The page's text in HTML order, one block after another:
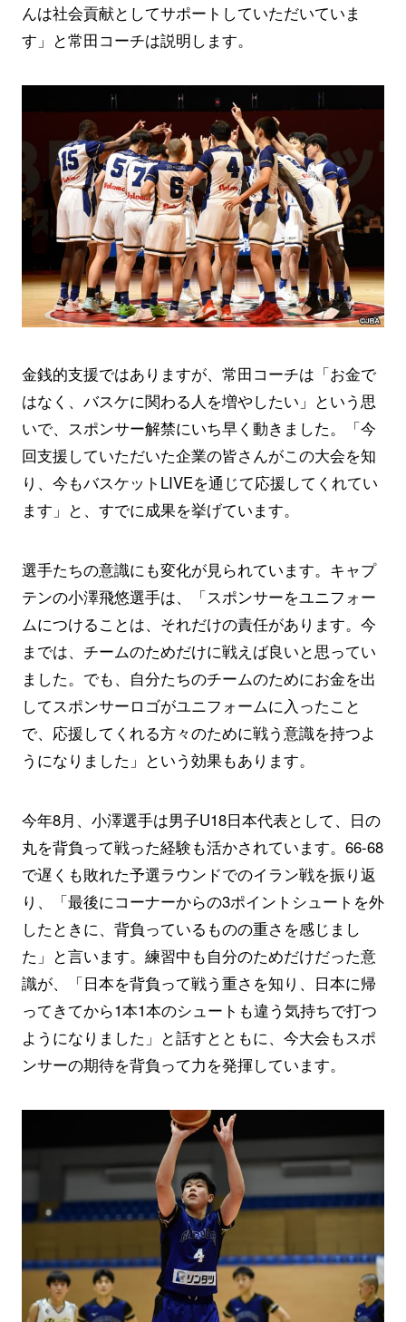
んは社会貢献としてサポートしていただいていま
す」と常田コーチは説明します。
金銭的支援ではありますが、常田コーチは「お金で
はなく、バスケに関わる人を増やしたい」という思
いで、スポンサー解禁にいち早く動きました。「今
回支援していただいた企業の皆さんがこの大会を知
り、今もバスケットLIVEを通じて応援してくれてい
ます」と、すでに成果を挙げています。
選手たちの意識にも変化が見られています。キャプ
テンの小澤飛悠選手は、「スポンサーをユニフォー
ムにつけることは、それだけの責任があります。今
までは、チームのためだけに戦えば良いと思ってい
ました。でも、自分たちのチームのためにお金を出
してスポンサーロゴがユニフォームに入ったこと
で、応援してくれる方々のために戦う意識を持つよ
うになりました」という効果もあります。
今年8月、小澤選手は男子U18日本代表として、日の
丸を背負って戦った経験も活かされています。66-68
で遅くも敗れた予選ラウンドでのイラン戦を振り返
り、「最後にコーナーからの3ポイントシュートを外
したときに、背負っているものの重さを感じまし
た」と言います。練習中も自分のためだけだった意
識が、「日本を背負って戦う重さを知り、日本に帰
ってきてから1本1本のシュートも違う気持ちで打つ
ようになりました」と話すとともに、今大会もスポ
ンサーの期待を背負って力を発揮しています。